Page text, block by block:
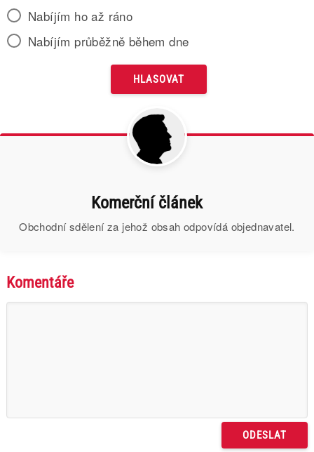
Nabíjím ho až ráno
Nabíjím průběžně během dne
Komerční článek
Obchodní sdělení za jehož obsah odpovídá objednavatel.
Komentáře